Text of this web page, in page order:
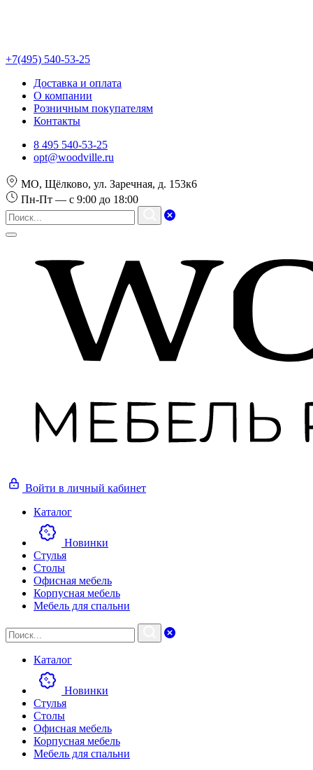
+7(495) 540-53-25
Доставка и оплата
О компании
Розничным покупателям
Контакты
8 495 540-53-25
opt@woodville.ru
МО, Щёлково, ул. Заречная, д. 153к6
Пн-Пт — с 9:00 до 18:00
Войти в личный кабинет
Каталог
Новинки
Стулья
Столы
Офисная мебель
Корпусная мебель
Мебель для спальни
Каталог
Новинки
Стулья
Столы
Офисная мебель
Корпусная мебель
Мебель для спальни